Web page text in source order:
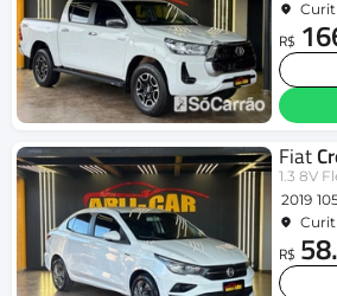
R$
Fiat
1.3 8V
2019
R$